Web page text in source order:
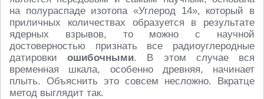
на полураспаде изотопа «Углерод 14», который в
приличных количествах образуется в результате
ядерных взрывов, то можно с научной
достоверностью признать все радиоуглеродные
датировкиошибочными. В этом случае вся
временная шкала, особенно древняя, начинает
плыть. Объяснить это совсем несложно. Вкратце
метод выглядит так.